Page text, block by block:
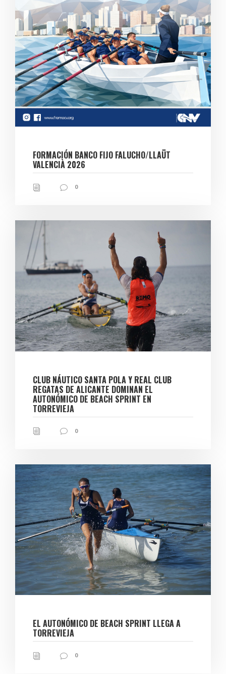
FORMACIÓN BANCO FIJO FALUCHO/LLAÜT
VALENCIÀ 2026
0
CLUB NÁUTICO SANTA POLA Y REAL CLUB
REGATAS DE ALICANTE DOMINAN EL
AUTONÓMICO DE BEACH SPRINT EN
TORREVIEJA
0
EL AUTONÓMICO DE BEACH SPRINT LLEGA A
TORREVIEJA
0